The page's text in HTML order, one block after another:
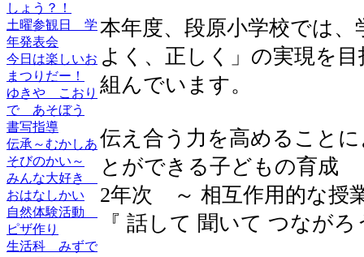
しょう？！
土曜参観日 学
年発表会
今日は楽しいお
まつりだー！
ゆきや こおり
で あそぼう
書写指導
伝承～むかしあ
そびのかい～
みんな大好き
おはなしかい
自然体験活動
ピザ作り
生活科 みずで
本年度、段原小学校では
よく、正しく」の実現を
組んでいます。
伝え合う力を高めること
とができる子どもの育成
2年次 ～ 相互作用的な授
『 話して 聞いて つながろ